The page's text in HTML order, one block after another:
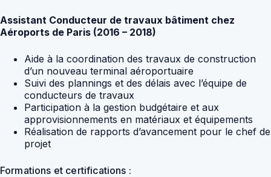
Assistant Conducteur de travaux bâtiment chez
Aéroports de Paris (2016 – 2018)
Aide à la coordination des travaux de construction
d’un nouveau terminal aéroportuaire
Suivi des plannings et des délais avec l’équipe de
conducteurs de travaux
Participation à la gestion budgétaire et aux
approvisionnements en matériaux et équipements
Réalisation de rapports d’avancement pour le chef de
projet
Formations et certifications :